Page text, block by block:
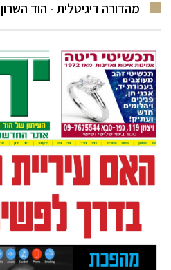
מהדורה דיגיטלית - הוד השרון